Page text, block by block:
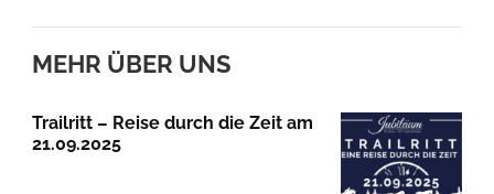
MEHR ÜBER UNS
Trailritt – Reise durch die Zeit am
21.09.2025